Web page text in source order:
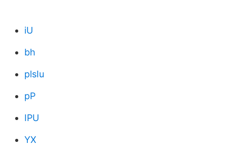
iU
bh
plsIu
pP
IPU
YX